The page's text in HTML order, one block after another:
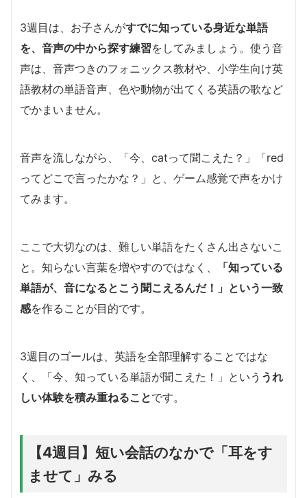
3週目は、お子さんがすでに知っている身近な単語
を、音声の中から探す練習をしてみましょう。使う音
声は、音声つきのフォニックス教材や、小学生向け英
語教材の単語音声、色や動物が出てくる英語の歌など
でかまいません。
音声を流しながら、「今、catって聞こえた？」「red
ってどこで言ったかな？」と、ゲーム感覚で声をかけ
てみます。
ここで大切なのは、難しい単語をたくさん出さないこ
と。知らない言葉を増やすのではなく、
「知っている
単語が、音になるとこう聞こえるんだ！」という一致
感を作ることが目的です。
3週目のゴールは、英語を全部理解することではな
く、「今、知っている単語が聞こえた！」という うれ
しい体験を積み重ねることです。
【4週目】短い会話のなかで「耳をす
ませて」みる